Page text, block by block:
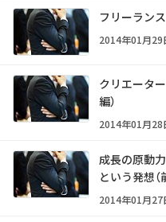
フリーラン
2014年01月29
クリエータ
編）
2014年01月28
成長の原動
という発想（
2014年01月27